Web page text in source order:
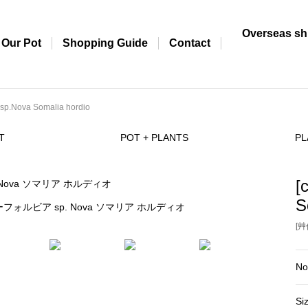
Overseas
Our Pot
Shopping Guide Contact
Somalia hordio
POT + PLANTS
フォルビア sp. Nova ソマリア ホルディオ
[
No